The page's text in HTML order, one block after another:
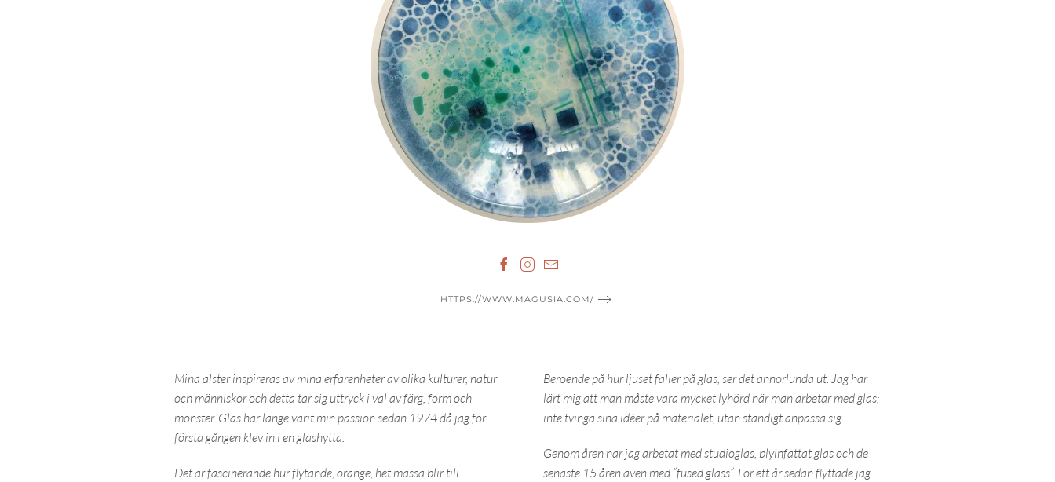
HTTPS://WWW.MAGUSIA.COM/
Mina alster inspireras av mina erfarenheter av olika kulturer, natur
och människor och detta tar sig uttryck i val av färg, form och
mönster. Glas har länge varit min passion sedan 1974 då jag för
första gången klev in i en glashytta.
Det är fascinerande hur flytande, orange, het massa blir till
Beroende på hur ljuset faller på glas, ser det annorlunda ut. Jag har
lärt mig att man måste vara mycket lyhörd när man arbetar med glas;
inte tvinga sina idéer på materialet, utan ständigt anpassa sig.
Genom åren har jag arbetat med studioglas, blyinfattat glas och de
senaste 15 åren även med ”fused glass”. För ett år sedan flyttade jag